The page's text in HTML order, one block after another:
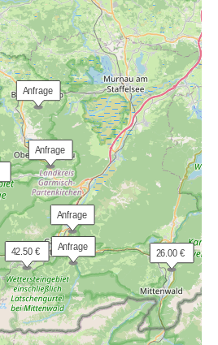
42.50 € 26.00 €
Anfrage
Anfrage
Anfrage
Anfrage